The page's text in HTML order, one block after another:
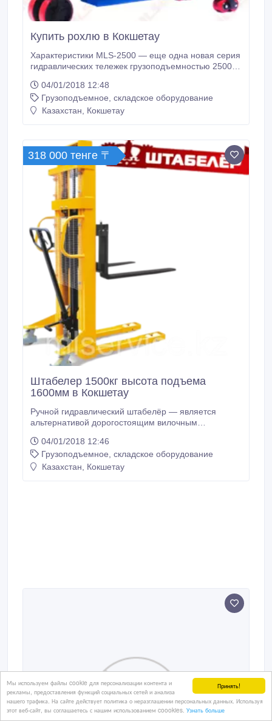
Принять!
Мы используем файлы cookie для персонализации контента и
рекламы, предоставления функций социальных сетей и анализа
нашего трафика. На сайте действует политика о неразглашении персональных данных. Используя
этот веб-сайт, вы соглашаетесь с нашим использованием coookies. Узнать больше
Купить рохлю в Кокшетау
Характеристики MLS-2500 ― еще одна новая серия
гидравлических тележек грузоподъемностью 2500 кг
отличающихся неповторимым внешним видом. Их
отличает невысокая цена, максимальная
грузоподъемность 2500 кг, а гарантия 12 месяцев
04/01/2018 12:48
Грузоподъемное, складское оборудование
Казахстан, Кокшетау
318 000 тенге 〒
Штабелер 1500кг высота подъема
1600мм в Кокшетау
Ручной гидравлический штабелёр — является
альтернативой дорогостоящим вилочным
а так же при выгрузке и загрузке грузовых машин.
Оснащен гидравлическим механизмом,
современным универсальным подъемным
04/01/2018 12:46
Грузоподъемное, складское оборудование
Казахстан, Кокшетау